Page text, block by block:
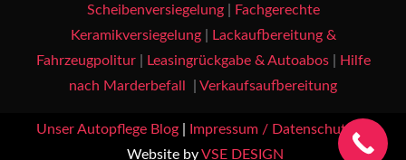
Scheibenversiegelung|
Fachgerechte
Keramikversiegelung|
Lackaufbereitung &
Fahrzeugpolitur| Leasingrückgabe & Autoabos|
Hilfe
nach Marderbefall
Verkaufsaufbereitung
Unser Autopflege Blog| Impressum / Datenschutz
|
Website by VSE DESIGN